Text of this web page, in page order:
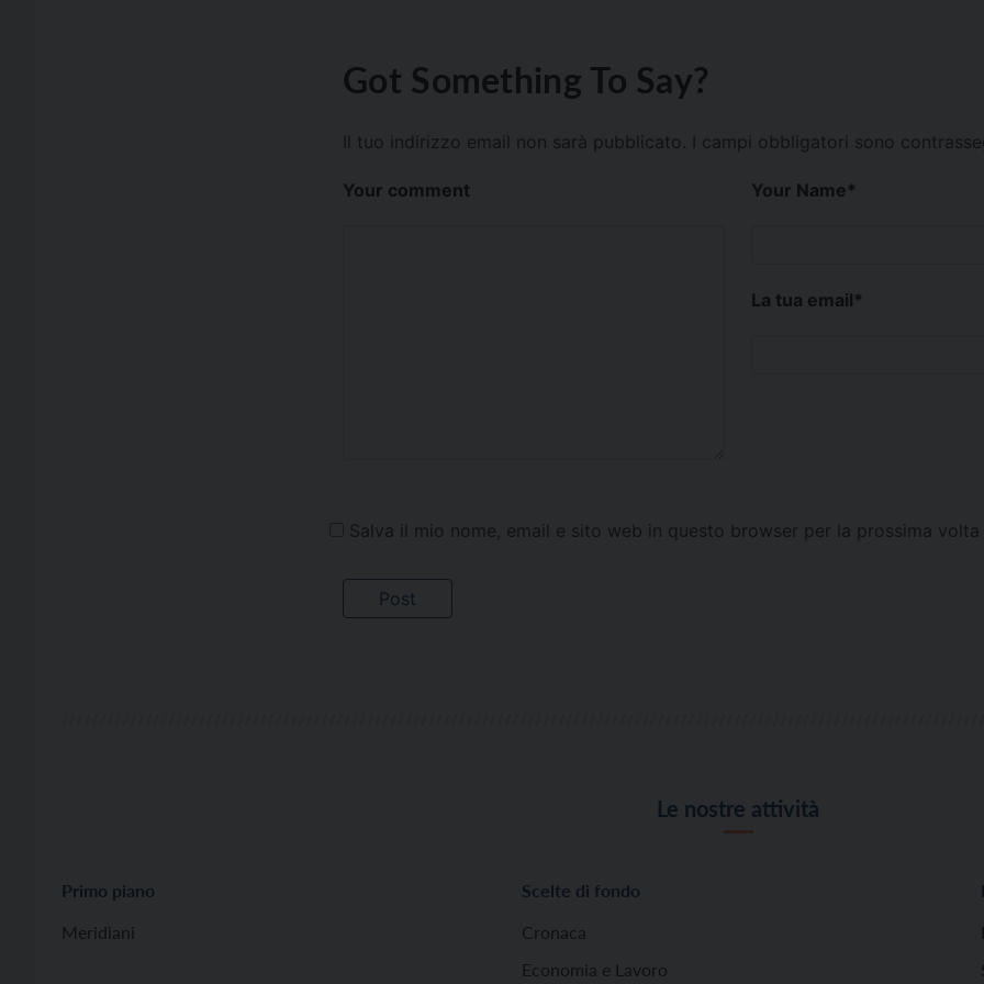
Got Something To Say?
Il tuo indirizzo email non sarà pubblicato. I campi obbligatori sono
Your comment Your Name*
La tua email*
Salva il mio nome, email e sito web in questo browser per la prossima volta
Le nostre attività
Primo piano
Meridiani
Scelte di fondo
Cronaca
Economia e Lavoro